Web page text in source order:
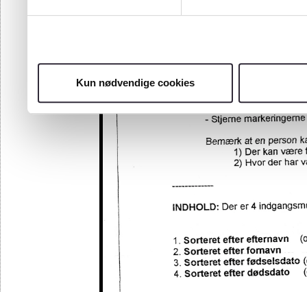
Kun nødvendige cookies